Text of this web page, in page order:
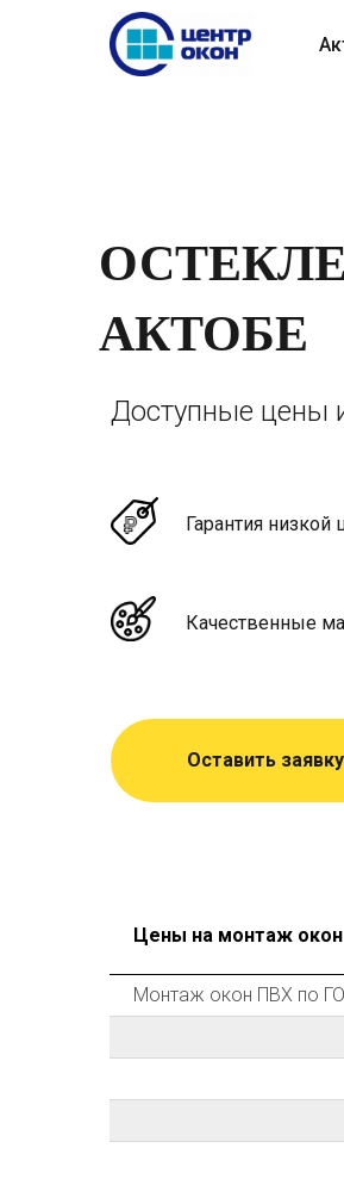
АКТОБЕ
Гарантия низкой
Качественные
Оставить заявку
Доступные цены
Цены на монтаж окон
Монтаж окон ПВХ по